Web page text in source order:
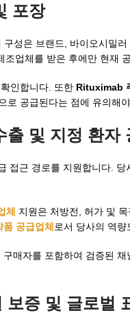
포장
성은 브랜드, 바이오시밀
업체를 받은 후에만 현재
인합니다. 또한 Rituximab
로 공급된다는 점에 유의해
출 및 지정 환자
근 경로를 지원합니다.
체 지원은 처방전, 허가 및
품 공급업체로서 당사의 역량
구매자를 포함하여 검증된
보증 및 글로벌